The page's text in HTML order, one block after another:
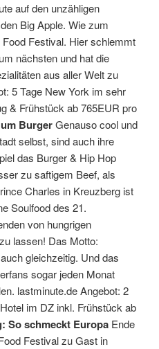
auf den unzähligen
Big Apple. Wie zum
Festival. Hier schlemmt
nächsten und hat die
aus aller Welt zu
5 Tage New York im sehr
& Frühstück ab 765EUR pro
BurgerGenauso cool und
selbst, sind auch ihre
das Burger & Hip Hop
zu saftigem Beef, als
Charles in Kreuzberg ist
Soulfood des 21.
von hungrigen
lassen! Das Motto:
gleichzeitig. Und das
sogar jeden Monat
lastminute.de Angebot: 2
im DZ inkl. Frühstück ab
So schmeckt Europa Ende
Festival zu Gast in